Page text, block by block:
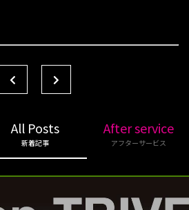
All Posts
新着記事
After service
アフターサービス